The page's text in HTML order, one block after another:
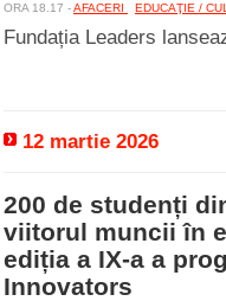
ORA 18.17 -AFACERI EDUCAŢIE /
Fundația Leaders
12 martie 2026
200 de studenți
viitorul muncii în
ediția a IX-a a
Innovators